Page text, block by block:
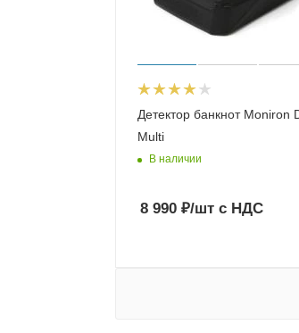
Детектор банкнот Moniron
Multi
В наличии
8 990 ₽/шт с НДС